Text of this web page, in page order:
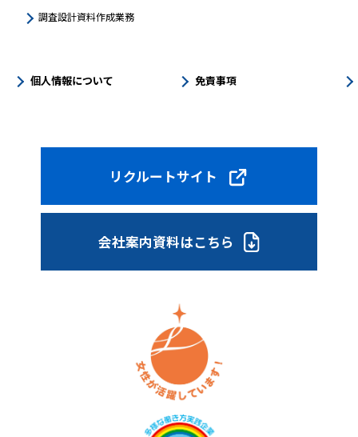
調査設計資料作成業務
個人情報について 免責事項
リクルートサイト
会社案内資料はこちら